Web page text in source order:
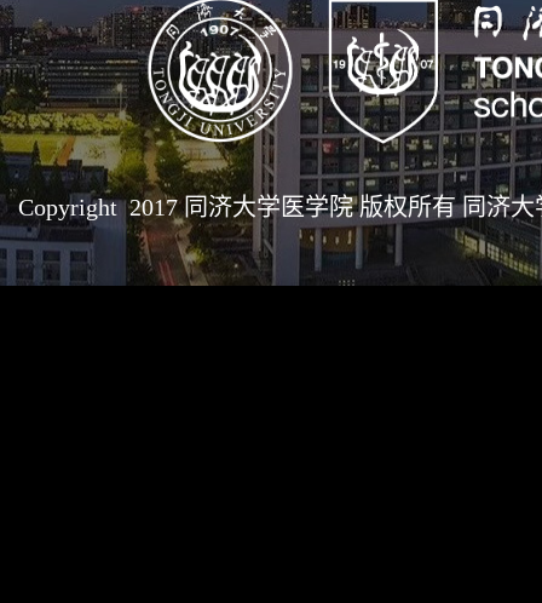
Copyright 2017 同济大学医学院 版权所有 同济